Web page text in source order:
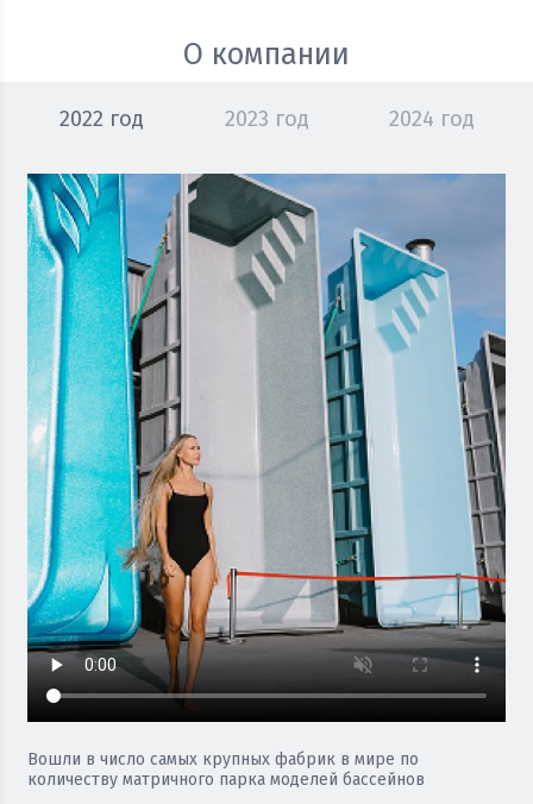
О компании
2022 год 2023 год 2024 год
Вошли в число самых крупных фабрик в мире по
количеству матричного парка моделей бассейнов